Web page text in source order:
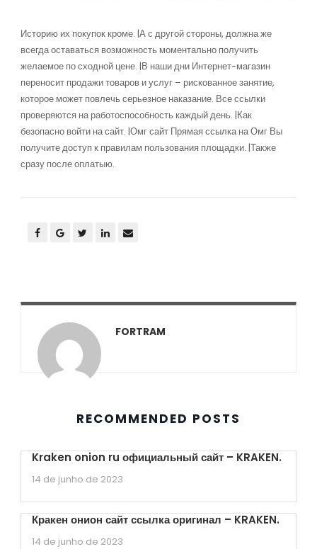
Историю их покупок кроме. |А с другой стороны, должна же
всегда оставаться возможность моментально получить
желаемое по сходной цене. |В наши дни Интернет-магазин
переносит продажи товаров и услуг – рискованное занятие,
которое может повлечь серьезное наказание. Все ссылки
проверяются на работоспособность каждый день. |Как
безопасно войти на сайт. |Омг сайт Прямая ссылка на Омг Вы
получите доступ к правилам пользования площадки. |Также
сразу после оплатыю.
FORTRAM
RECOMMENDED POSTS
Kraken onion ru официальный сайт – KRAKEN.
14 de junho de 2023
Кракен онион сайт ссылка оригинал – KRAKEN.
14 de junho de 2023